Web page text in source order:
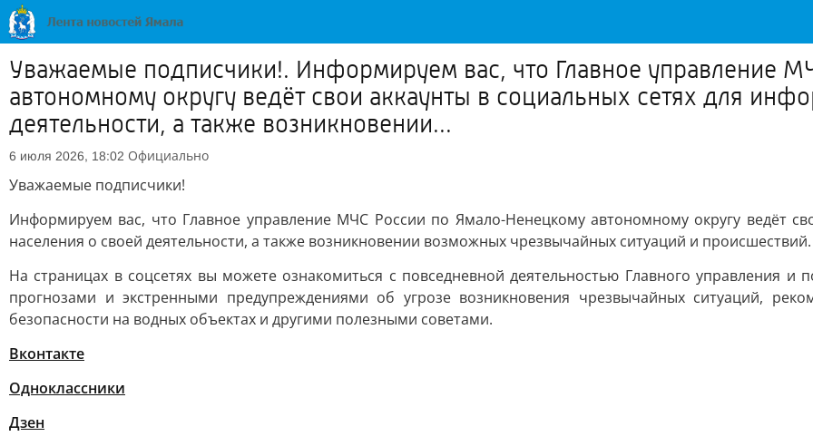
Уважаемые подписчики!. Информируем вас, что Главное управление
автономному округу ведёт свои аккаунты в социальных сетях для
деятельности, а также возникновении...
6 июля 2026, 18:02 Официально
Уважаемые подписчики!
Информируем вас, что Главное управление МЧС России по Ямало-Ненецкому автономному округу ведёт
населения о своей деятельности, а также возникновении возможных чрезвычайных ситуаций и происшествий.
На страницах в соцсетях вы можете ознакомиться с повседневной деятельностью Главного управления
прогнозами и экстренными предупреждениями об угрозе возникновения чрезвычайных ситуаций,
безопасности на водных объектах и другими полезными советами.
Вконтакте
Одноклассники
Дзен